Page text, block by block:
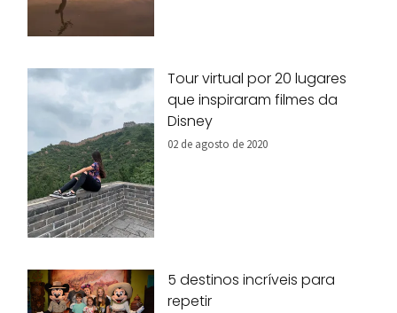
Tour virtual por 20 lugares
que inspiraram filmes da
Disney
02 de agosto de 2020
5 destinos incríveis para
repetir